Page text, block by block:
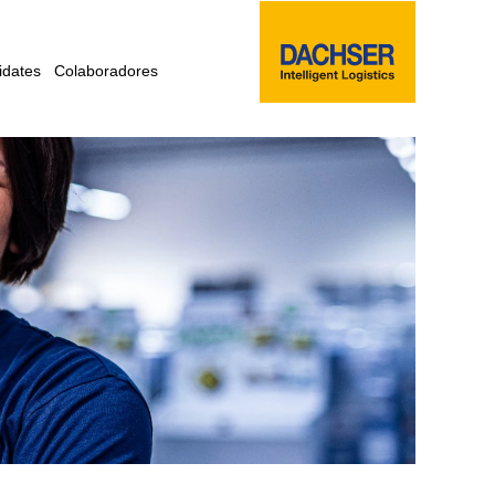
Colaboradores